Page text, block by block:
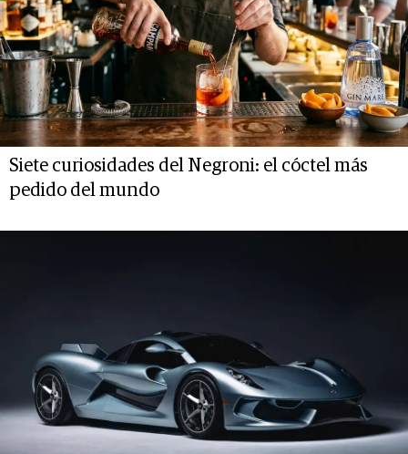
Siete curiosidades del Negroni: el cóctel más
pedido del mundo